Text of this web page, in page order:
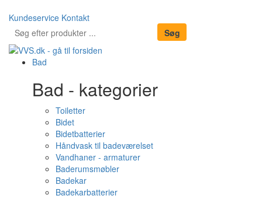
Kundeservice Kontakt
Bad
Bad - kategorier
Toiletter
Bidet
Bidetbatterier
Håndvask til badeværelset
Vandhaner - armaturer
Baderumsmøbler
Badekar
Badekarbatterier